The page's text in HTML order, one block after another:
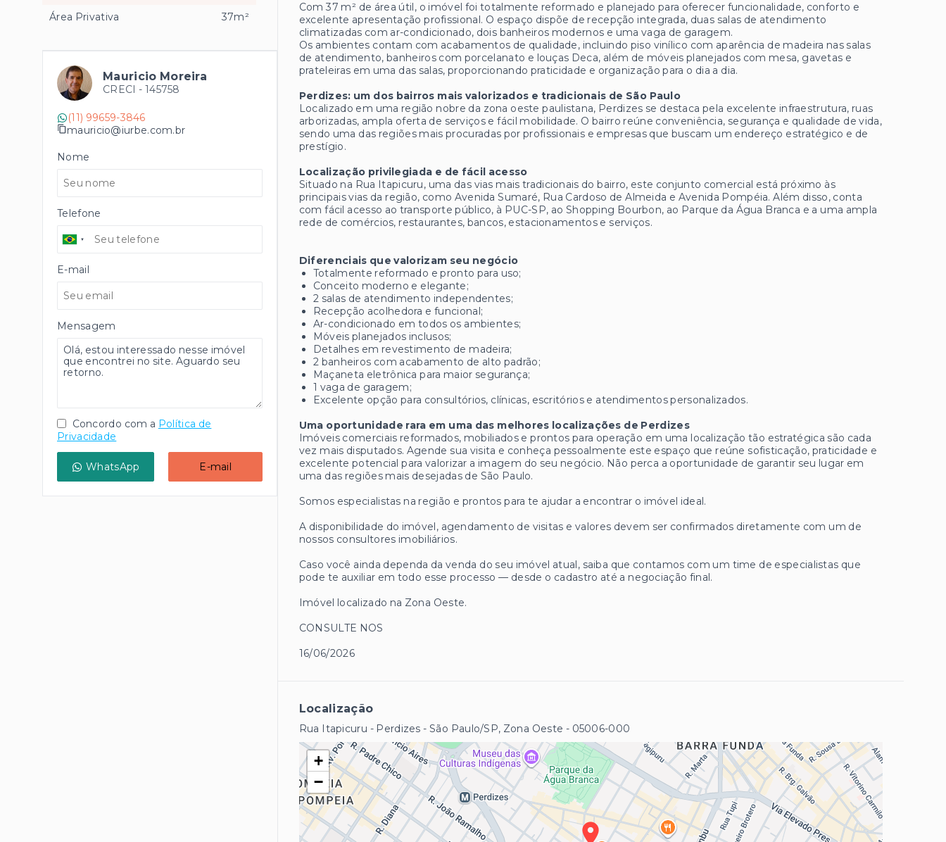
Com 37 m² de área útil, o imóvel foi totalmente reformado e planejado para oferecer funcionalidade, conforto e
excelente apresentação profissional. O espaço dispõe de recepção integrada, duas salas de atendimento
climatizadas com ar-condicionado, dois banheiros modernos e uma vaga de garagem.
Os ambientes contam com acabamentos de qualidade, incluindo piso vinílico com aparência de madeira nas salas
de atendimento, banheiros com porcelanato e louças Deca, além de móveis planejados com mesa, gavetas e
prateleiras em uma das salas, proporcionando praticidade e organização para o dia a dia.
Perdizes: um dos bairros mais valorizados e tradicionais de São Paulo
Localizado em uma região nobre da zona oeste paulistana, Perdizes se destaca pela excelente infraestrutura, ruas
arborizadas, ampla oferta de serviços e fácil mobilidade. O bairro reúne conveniência, segurança e qualidade de vida,
sendo uma das regiões mais procuradas por profissionais e empresas que buscam um endereço estratégico e de
prestígio.
Localização privilegiada e de fácil acesso
Situado na Rua Itapicuru, uma das vias mais tradicionais do bairro, este conjunto comercial está próximo às
principais vias da região, como Avenida Sumaré, Rua Cardoso de Almeida e Avenida Pompéia. Além disso, conta
com fácil acesso ao transporte público, à PUC-SP, ao Shopping Bourbon, ao Parque da Água Branca e a uma ampla
rede de comércios, restaurantes, bancos, estacionamentos e serviços.
Diferenciais que valorizam seu negócio
Totalmente reformado e pronto para uso;
Conceito moderno e elegante;
2 salas de atendimento independentes;
Recepção acolhedora e funcional;
Ar-condicionado em todos os ambientes;
Móveis planejados inclusos;
Detalhes em revestimento de madeira;
2 banheiros com acabamento de alto padrão;
Maçaneta eletrônica para maior segurança;
1 vaga de garagem;
Excelente opção para consultórios, clínicas, escritórios e atendimentos personalizados.
Uma oportunidade rara em uma das melhores localizações de Perdizes
Imóveis comerciais reformados, mobiliados e prontos para operação em uma localização tão estratégica são cada
vez mais disputados. Agende sua visita e conheça pessoalmente este espaço que reúne sofisticação, praticidade e
excelente potencial para valorizar a imagem do seu negócio. Não perca a oportunidade de garantir seu lugar em
uma das regiões mais desejadas de São Paulo.
Somos especialistas na região e prontos para te ajudar a encontrar o imóvel ideal.
A disponibilidade do imóvel, agendamento de visitas e valores devem ser confirmados diretamente com um de
nossos consultores imobiliários.
Caso você ainda dependa da venda do seu imóvel atual, saiba que contamos com um time de especialistas que
pode te auxiliar em todo esse processo — desde o cadastro até a negociação final.
Imóvel localizado na Zona Oeste.
CONSULTE NOS
16/06/2026
Localização
Rua Itapicuru - Perdizes - São Paulo/SP, Zona Oeste - 05006-000
+
−
Área Privativa
37m²
Mauricio Moreira
CRECI - 145758
(11) 99659-3846
mauricio@iurbe.com.br
Nome
Telefone
E-mail
Mensagem
Concordo com a Política de
Privacidade
WhatsApp E-mail